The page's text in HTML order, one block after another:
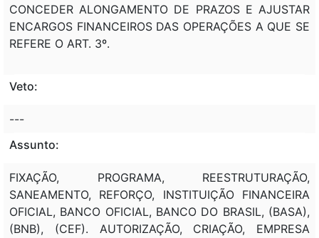
CONCEDER ALONGAMENTO DE PRAZOS E AJUSTAR
ENCARGOS FINANCEIROS DAS OPERAÇÕES A QUE SE
REFERE O ART. 3º.
Veto:
---
Assunto:
FIXAÇÃO, PROGRAMA, REESTRUTURAÇÃO,
SANEAMENTO, REFORÇO, INSTITUIÇÃO FINANCEIRA
OFICIAL, BANCO OFICIAL, BANCO DO BRASIL, (BASA),
(BNB), (CEF). AUTORIZAÇÃO, CRIAÇÃO, EMPRESA